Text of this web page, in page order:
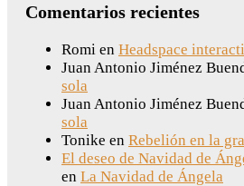
Comentarios recientes
Romi en Headspace
Juan Antonio Jiménez
sola
Juan Antonio Jiménez
sola
Tonike en Rebelión en la
El deseo de Navidad de
en La Navidad de Ángela